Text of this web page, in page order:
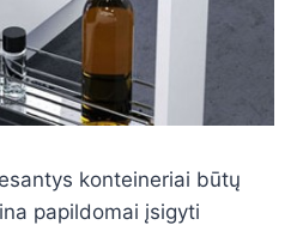
konteineriai būtų
papildomai įsigyti